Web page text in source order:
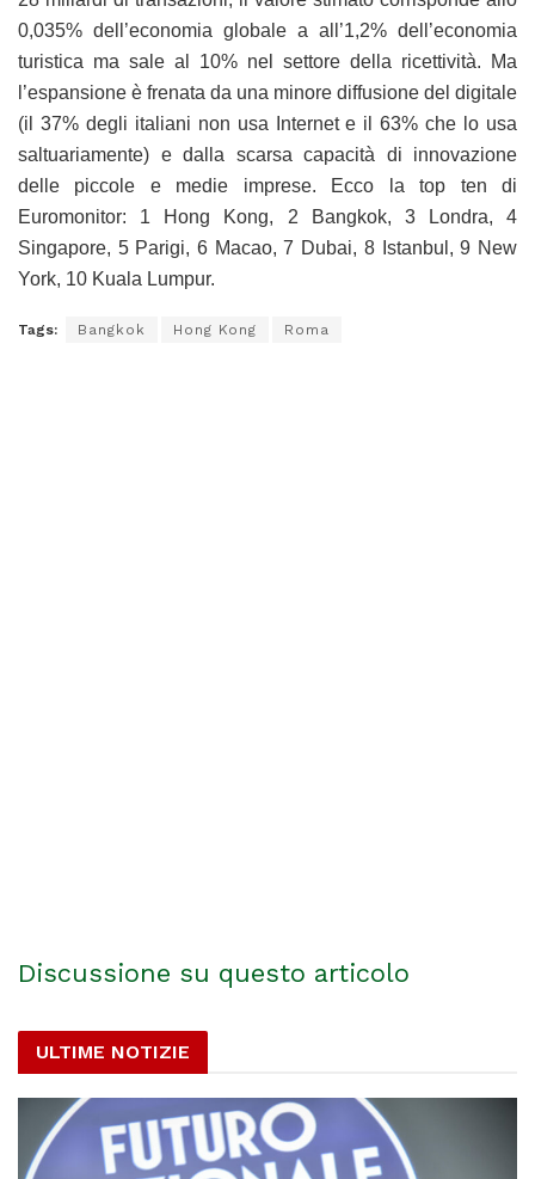
0,035% dell’economia globale a all’1,2% dell’economia
turistica ma sale al 10% nel settore della ricettività. Ma
l’espansione è frenata da una minore diffusione del digitale
(il 37% degli italiani non usa Internet e il 63% che lo usa
saltuariamente) e dalla scarsa capacità di innovazione
delle piccole e medie imprese. Ecco la top ten di
Euromonitor: 1 Hong Kong, 2 Bangkok, 3 Londra, 4
Singapore, 5 Parigi, 6 Macao, 7 Dubai, 8 Istanbul, 9 New
York, 10 Kuala Lumpur.
Tags: Bangkok Hong Kong Roma
Discussione su questo articolo
ULTIME NOTIZIE